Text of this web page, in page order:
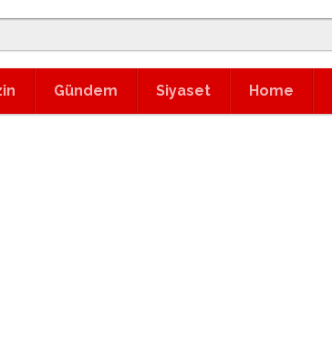
Gündem Siyaset Home